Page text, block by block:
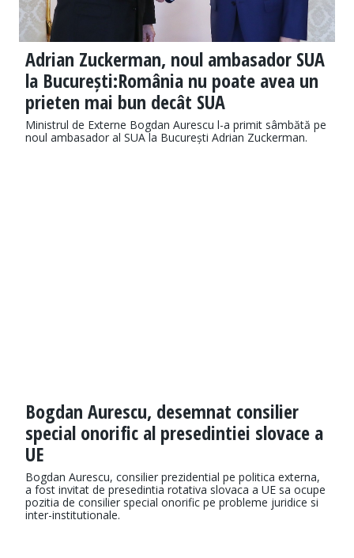
Adrian Zuckerman, noul ambasador SUA
la București:România nu poate avea un
prieten mai bun decât SUA
Ministrul de Externe Bogdan Aurescu l-a primit sâmbătă pe
noul ambasador al SUA la București Adrian Zuckerman.
Bogdan Aurescu, desemnat consilier
special onorific al presedintiei slovace a
UE
Bogdan Aurescu, consilier prezidential pe politica externa,
a fost invitat de presedintia rotativa slovaca a UE sa ocupe
pozitia de consilier special onorific pe probleme juridice si
inter-institutionale.